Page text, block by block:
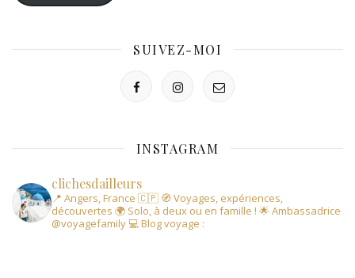
SUIVEZ-MOI
INSTAGRAM
clichesdailleurs
📍 Angers, France 🇨🇵 🧭 Voyages, expériences,
découvertes 🌍 Solo, à deux ou en famille ! 🌟 Ambassadrice
@voyagefamily 💻 Blog voyage :